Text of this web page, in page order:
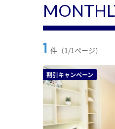
1 件（1/1ページ）
割引キャンペーン